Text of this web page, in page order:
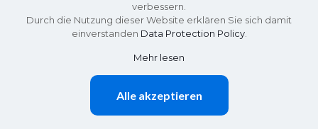
036027 70275
Effelder Weg 2, 99976 Lengenfeld unterm
verbessern.
Durch die Nutzung dieser Website erklären Sie sich damit
einverstanden Data Protection Policy.
Mehr lesen
Alle akzeptieren